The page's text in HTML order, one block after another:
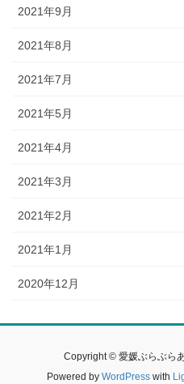
2021年9月
2021年8月
2021年7月
2021年5月
2021年4月
2021年3月
2021年2月
2021年1月
2020年12月
Copyright © 愛媛ぶらぶら
Powered by WordPresswith